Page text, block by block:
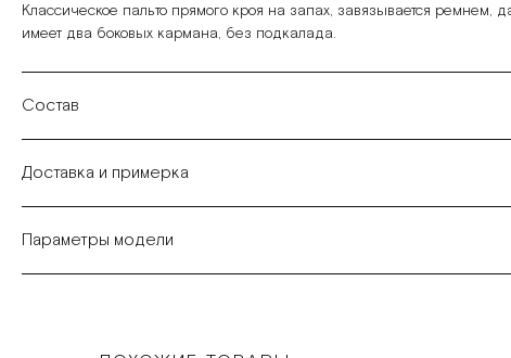
Классическое пальто прямого кроя на запах, завязывается ремнем,
имеет два боковых кармана, без подкалада.
Состав
Доставка и примерка
Параметры модели